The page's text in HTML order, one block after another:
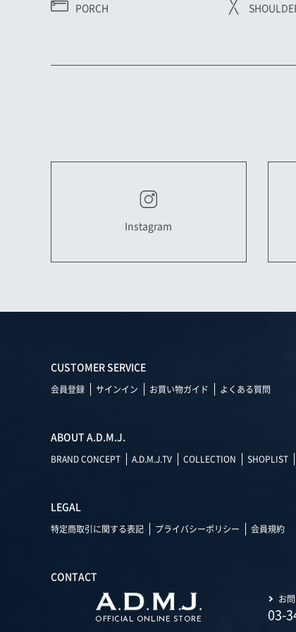
PORCH
Instagram
CUSTOMER SERVICE
会員登録 サインイン お買い物ガイド よくある質問
ABOUT A.D.M.J.
BRAND CONCEPT A.D.M.J.TV COLLECTION SHOPLIST
LEGAL
特定商取引に関する表記 プライバシーポリシー 会員規約
CONTACT
OFFICIAL ONLINE STORE
お
03-